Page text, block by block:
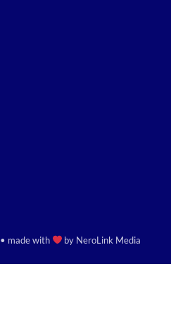
made with by NeroLink Media